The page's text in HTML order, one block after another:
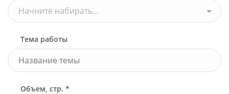
Начните набирать...
Тема работы
Объем, стр. *